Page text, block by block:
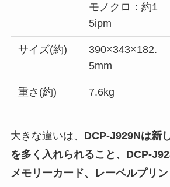
モノクロ：約1
5ipm
サイズ(約)
390×343×182.
5mm
重さ(約) 7.6kg
大きな違いは、 DCP-J929Nは新
を多く入れられること、DCP-
メモリーカード、レーベルプリ